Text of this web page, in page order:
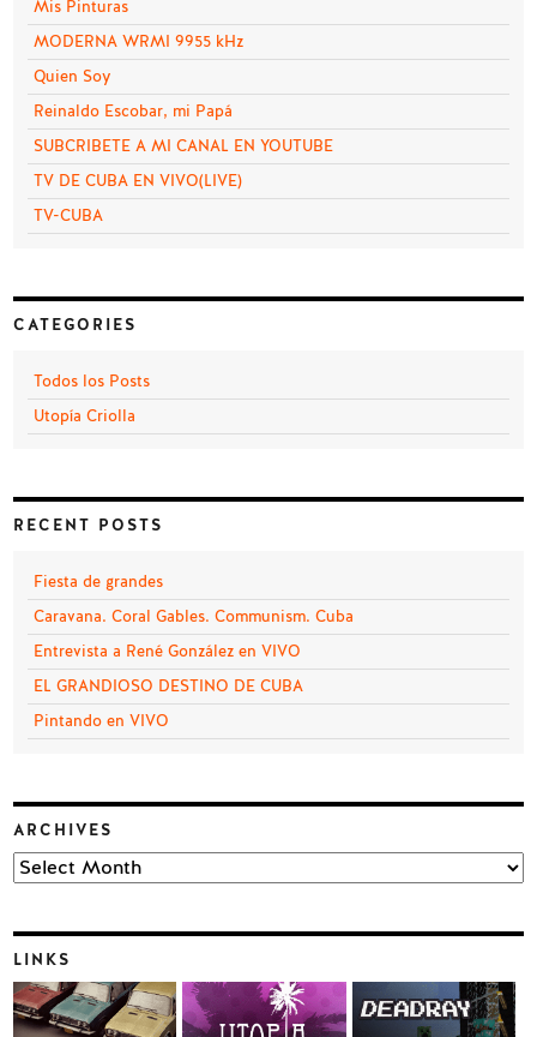
Mis Pinturas
MODERNA WRMI 9955 kHz
Quien Soy
Reinaldo Escobar, mi Papá
SUBCRIBETE A MI CANAL EN YOUTUBE
TV DE CUBA EN VIVO(LIVE)
TV-CUBA
CATEGORIES
Todos los Posts
Utopía Criolla
RECENT POSTS
Fiesta de grandes
Caravana. Coral Gables. Communism. Cuba
Entrevista a René González en VIVO
EL GRANDIOSO DESTINO DE CUBA
Pintando en VIVO
ARCHIVES
Archives
LINKS